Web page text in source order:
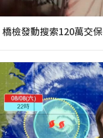
檢發動搜索120萬交保